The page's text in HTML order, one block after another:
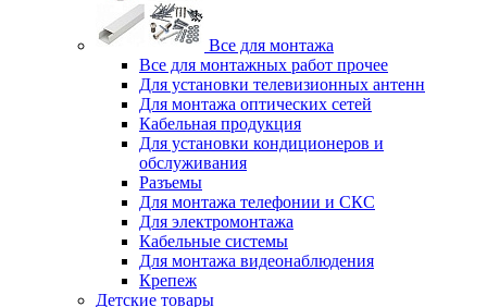
Все для монтажа
Все для монтажных работ прочее
Для установки телевизионных антенн
Для монтажа оптических сетей
Кабельная продукция
Для установки кондиционеров и
обслуживания
Разъемы
Для монтажа телефонии и СКС
Для электромонтажа
Кабельные системы
Для монтажа видеонаблюдения
Крепеж
Детские товары